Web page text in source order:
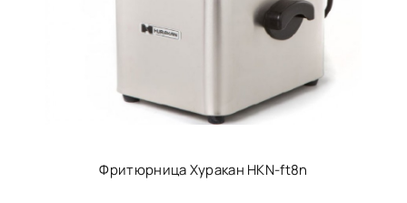
Фритюрница Хуракан HKN-ft8n